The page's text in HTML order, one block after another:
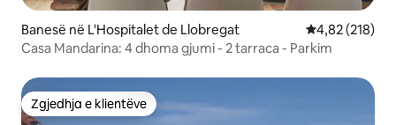
Banesë në L'Hospitalet de Llobregat Vlerësimi
4,82 (218)
Casa Mandarina: 4 dhoma gjumi - 2 tarraca - Parkim
Zgjedhja e klientëve
Zgjedhja e klientëve